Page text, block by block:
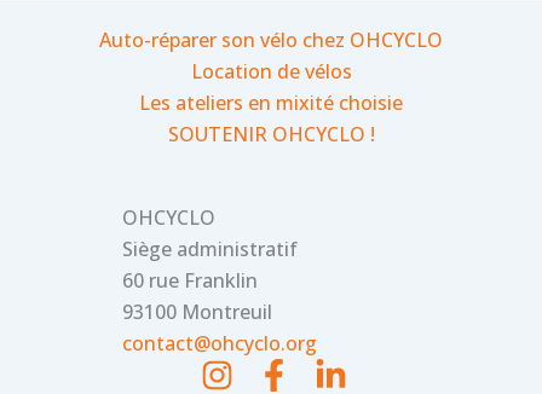
Auto-réparer son vélo chez OHCYCLO
Location de vélos
Les ateliers en mixité choisie
SOUTENIR OHCYCLO !
OHCYCLO
Siège administratif
60 rue Franklin
93100 Montreuil
contact@ohcyclo.org